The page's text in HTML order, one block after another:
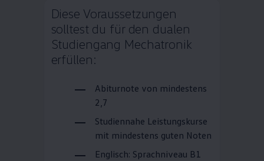
Diese Voraussetzungen
solltest du für den dualen
Studiengang Mechatronik
erfüllen:
Abiturnote von mindestens
2,7
Studiennahe Leistungskurse
mit mindestens guten Noten
Englisch: Sprachniveau B1